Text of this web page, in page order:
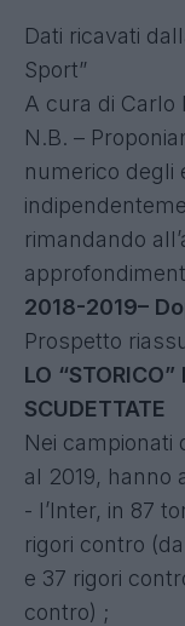
Dati ricavati
Sport”
A cura di Carlo
N.B. –
numerico degli
rimandando
2018-2019–
Prospetto
LO “STORICO”
SCUDETTATE
Nei campionati
al 2019, hanno
- l’Inter, in 87
rigori contro
e 37 rigori
contro) ;